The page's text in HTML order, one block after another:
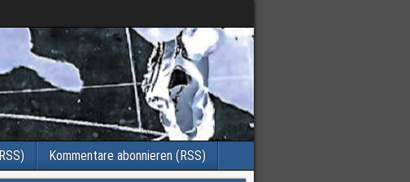
Kommentare abonnieren (RSS)